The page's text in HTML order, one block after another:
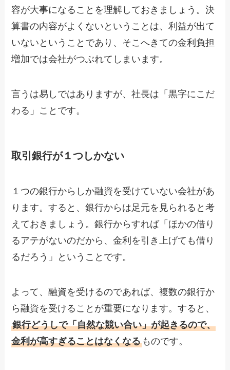
容が大事になることを理解しておきましょう。決
算書の内容がよくないということは、利益が出て
いないということであり、そこへきての金利負担
増加では会社がつぶれてしまいます。
言うは易しではありますが、社長は「黒字にこだ
わる」ことです。
取引銀行が１つしかない
１つの銀行からしか融資を受けていない会社があ
ります。すると、銀行からは足元を見られると考
えておきましょう。銀行からすれば「ほかの借り
るアテがないのだから、金利を引き上げても借り
るだろう」ということです。
よって、融資を受けるのであれば、複数の銀行か
ら融資を受けることが重要になります。すると、
銀行どうしで「自然な競い合い」が起きるので、
金利が高すぎることはなくなる ものです。